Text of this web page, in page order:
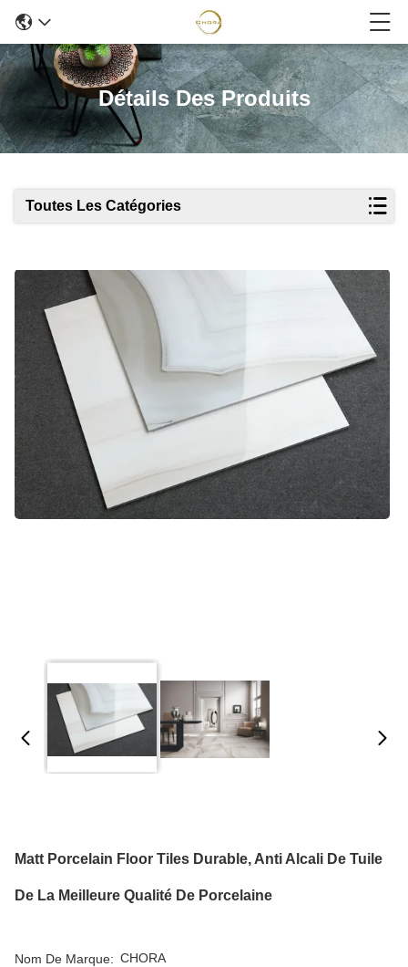
Détails Des Produits
Toutes Les Catégories
Matt Porcelain Floor Tiles Durable, Anti Alcali De Tuile
De La Meilleure Qualité De Porcelaine
Nom De Marque: CHORA